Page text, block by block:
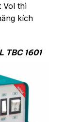
Vol thì
kích
TBC 1601